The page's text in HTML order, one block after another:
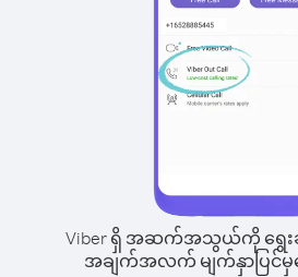
Viber ရှိ အဆက်အသွယ်ကို ရွေးခ
အချက်အလက် မျက်နှာပြင်မှန